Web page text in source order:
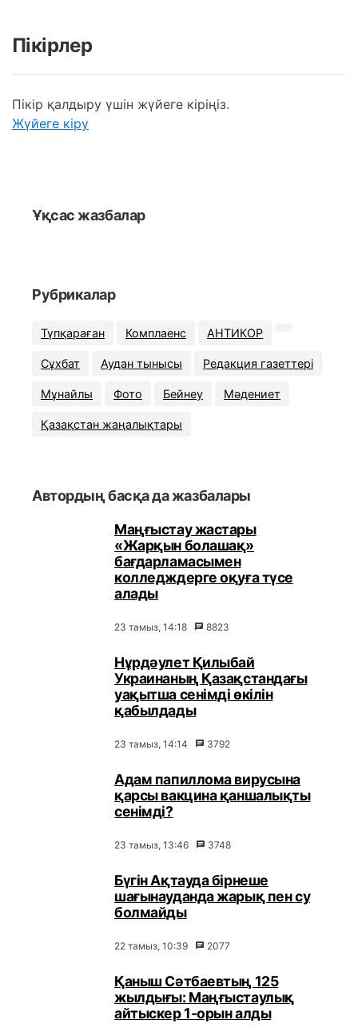
Пікірлер
Пікір қалдыру үшін жүйеге кіріңіз.
Жүйеге кіру
Ұқсас жазбалар
Рубрикалар
Түпқараған Комплаенс АНТИКОР
Сұхбат Аудан тынысы Редакция газеттері
Мұнайлы Фото Бейнеу Мәдениет
Қазақстан жаңалықтары
Автордың басқа да жазбалары
Маңғыстау жастары
«Жарқын болашақ»
бағдарламасымен
колледждерге оқуға түсе
алады
23 тамыз, 14:18 8823
Нұрдәулет Қилыбай
Украинаның Қазақстандағы
уақытша сенімді өкілін
қабылдады
23 тамыз, 14:14 3792
Адам папиллома вирусына
қарсы вакцина қаншалықты
сенімді?
23 тамыз, 13:46 3748
Бүгін Ақтауда бірнеше
шағынауданда жарық пен су
болмайды
22 тамыз, 10:39 2077
Қаныш Сәтбаевтың 125
жылдығы: Маңғыстаулық
айтыскер 1-орын алды